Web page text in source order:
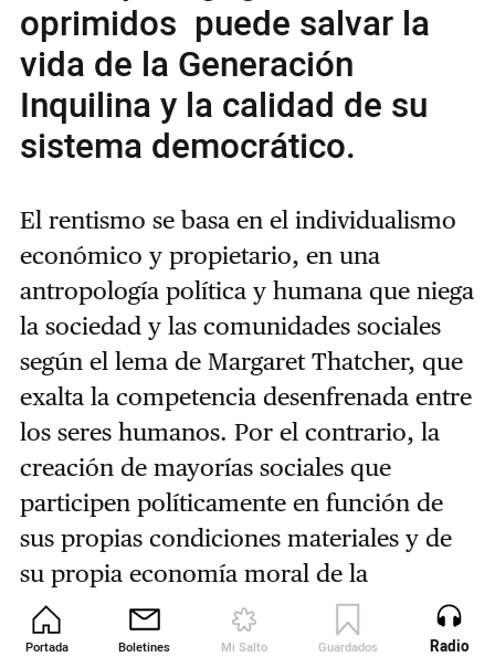
Portada Boletines Mi Salto Guardados Revista
oprimidos puede salvar la
vida de la Generación
Inquilina y la calidad de su
sistema democrático.
El rentismo se basa en el individualismo
económico y propietario, en una
antropología política y humana que niega
la sociedad y las comunidades sociales
según el lema de Margaret Thatcher, que
exalta la competencia desenfrenada entre
los seres humanos. Por el contrario, la
creación de mayorías sociales que
participen políticamente en función de
sus propias condiciones materiales y de
su propia economía moral de la
percepción de la injusticia debe ser el
objetivo diario para derrotar la
Radio